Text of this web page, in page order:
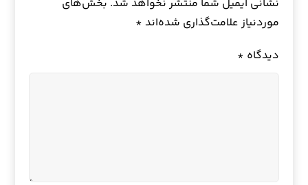
نشانی ایمیل شما منتشر نخواهد شد. بخش‌های
موردنیاز علامت‌گذاری شده‌اند *
دیدگاه *